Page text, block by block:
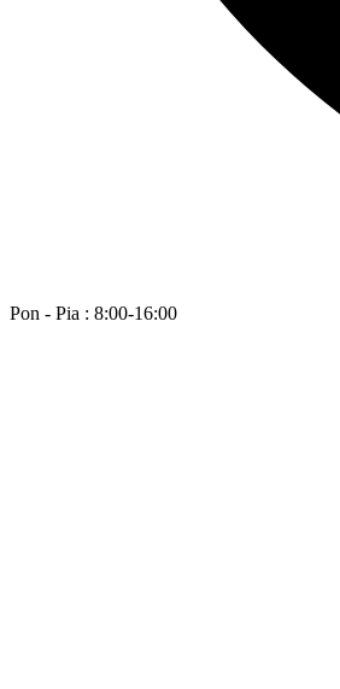
Pon - Pia : 8:00-16:00